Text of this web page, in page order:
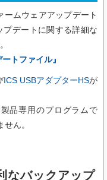
ームウェアアップデート
デートに関する詳細な
トファイル』
ICS USBアダプターHSが
品専用のプログラムで
ん。
なバックアップ